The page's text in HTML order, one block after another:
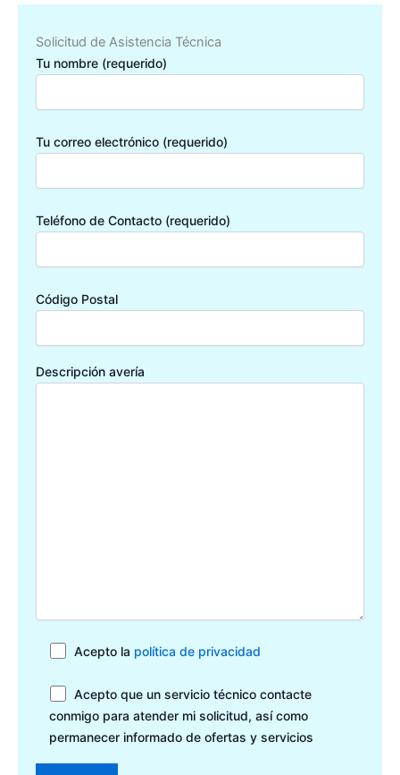
Solicitud de Asistencia Técnica
Tu nombre (requerido)
Tu correo electrónico (requerido)
Teléfono de Contacto (requerido)
Código Postal
Descripción avería
Acepto la política de privacidad
Acepto que un servicio técnico contacte
conmigo para atender mi solicitud, así como
permanecer informado de ofertas y servicios